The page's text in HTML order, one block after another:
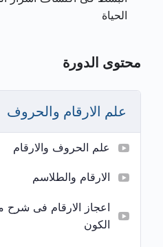
تحليل الأرقام الشخصية
علم الحروف والطاقة
الحروف وتأثيرها على الذبذبات
دلالة الأرقام في الحياة
الرقمية التي تراها باستمرار؟
ومستقبلك من خلال الأرقام؟
الطاقية لبرمجة واقعك
العلاج بالأرقام والحروف–
لرفع طاقتك وتحقيق التوازن
الحياة
محتوى الدورة
علم الارقام والحروف
علم الحروف والارقام
الارقام والطلاسم
اعجاز الارقام فى شرح
الكون